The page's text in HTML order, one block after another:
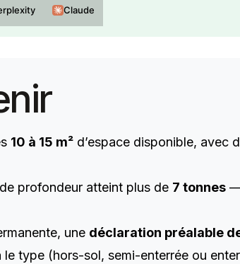
Claude
10 à 15 m² d’espace disponible, avec
profondeur atteint plus de 7 tonnes —
une déclaration préalable
le type (hors-sol, semi-enterrée ou